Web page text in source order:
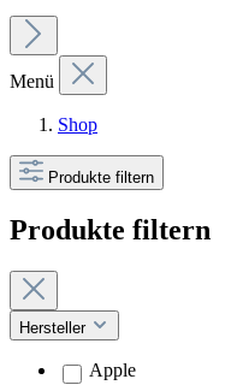
Menü
Shop
Produkte filtern
Produkte filtern
Hersteller
Apple